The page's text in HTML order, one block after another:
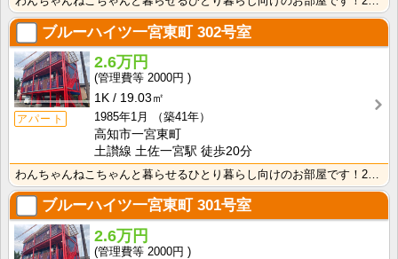
ブルーハイツ一宮東町302号室
アパート
2.6万円
2000円
1K
19.03㎡
1985年1月
（築41年）
高知市一宮東町
土讃線 土佐一宮駅 徒歩20分
ブルーハイツ一宮東町301号室
2.6万円
2000円